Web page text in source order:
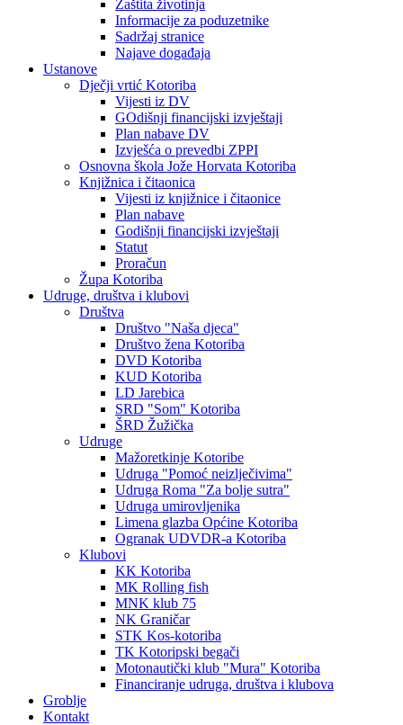
Zaštita životinja
Informacije za poduzetnike
Sadržaj stranice
Najave događaja
Ustanove
Dječji vrtić Kotoriba
Vijesti iz DV
GOdišnji financijski izvještaji
Plan nabave DV
Izvješća o prevedbi ZPPI
Osnovna škola Jože Horvata Kotoriba
Knjižnica i čitaonica
Vijesti iz knjižnice i čitaonice
Plan nabave
Godišnji financijski izvještaji
Statut
Proračun
Župa Kotoriba
Udruge, društva i klubovi
Društva
Društvo "Naša djeca"
Društvo žena Kotoriba
DVD Kotoriba
KUD Kotoriba
LD Jarebica
SRD "Som" Kotoriba
ŠRD Žužička
Udruge
Mažoretkinje Kotoribe
Udruga "Pomoć neizlječivima"
Udruga Roma "Za bolje sutra"
Udruga umirovljenika
Limena glazba Općine Kotoriba
Ogranak UDVDR-a Kotoriba
Klubovi
KK Kotoriba
MK Rolling fish
MNK klub 75
NK Graničar
STK Kos-kotoriba
TK Kotoripski begači
Motonautički klub "Mura" Kotoriba
Financiranje udruga, društva i klubova
Groblje
Kontakt